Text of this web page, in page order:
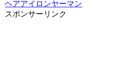
ヘアアイロンヤーマン
スポンサーリンク